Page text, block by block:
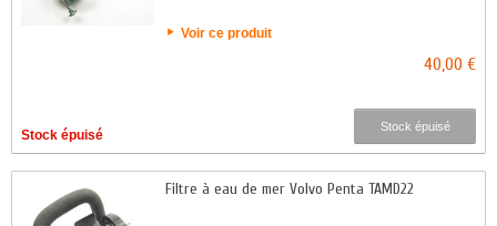
Voir ce produit
40,00 €
Stock épuisé
Stock épuisé
Filtre à eau de mer Volvo Penta TAMD22